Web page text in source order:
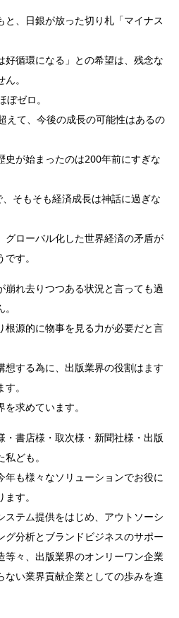
と、日銀が放った切り札「マイナス
好循環になる」との希望は、残念な
。
ゼロ。
えて、今後の成長の可能性はあるの
史が始まったのは200年前にすぎな
そもそも経済成長は神話に過ぎな
グローバル化した世界経済の矛盾が
す。
崩れ去りつつある状況と言っても過
根源的に物事を見る力が必要だと言
想する為に、出版業界の役割はます
。
求めています。
・書店様・取次様・新聞社様・出版
ども。
年も様々なソリューションでお役に
す。
ステム提供をはじめ、アウトソーシ
グ分析とブランドビジネスのサポー
等々、出版業界のオンリーワン企業
ない業界貢献企業としての歩みを進